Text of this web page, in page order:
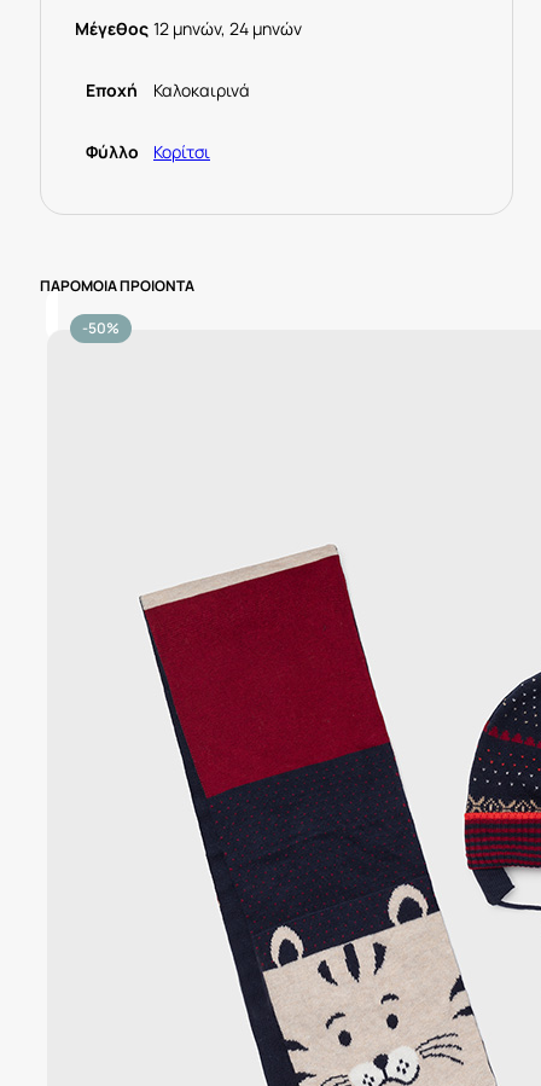
Μέγεθος 12 μηνών, 24 μηνών
Εποχή Καλοκαιρινά
Φύλλο Κορίτσι
ΠΑΡΟΜΟΙΑ ΠΡΟΙΟΝΤΑ
-50%